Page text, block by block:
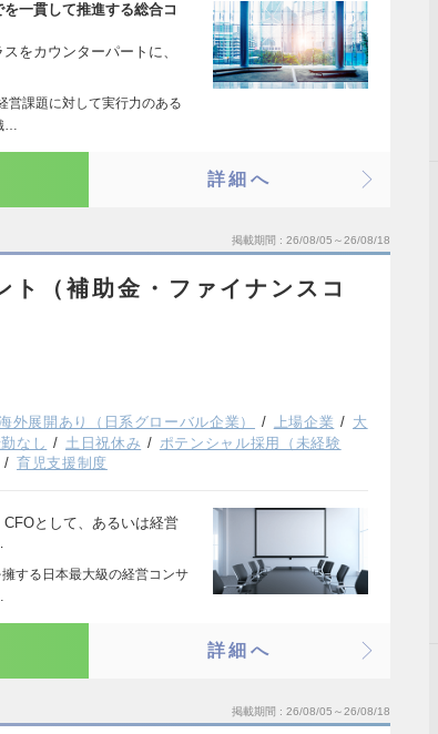
一貫して推進する総合コ
をカウンターパートに、
課題に対して実行力のある
…
詳細へ
掲載期間 26/08/05～26/08/18
（補助金・ファイナンスコ
外展開あり（日系グローバル企業） 上場企業
大
なし 土日祝休み
ポテンシャル採用（未経験
育児支援制度
として、あるいは経営
する日本最大級の経営コンサ
詳細へ
掲載期間 26/08/05～26/08/18